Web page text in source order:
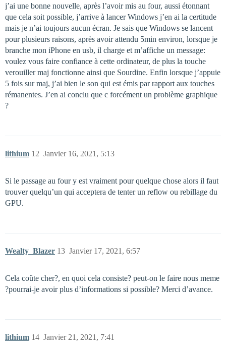
j’ai une bonne nouvelle, après l’avoir mis au four, aussi étonnant
que cela soit possible, j’arrive à lancer Windows j’en ai la certitude
mais je n’ai toujours aucun écran. Je sais que Windows se lancent
pour plusieurs raisons, après avoir attendu 5min environ, lorsque je
branche mon iPhone en usb, il charge et m’affiche un message:
voulez vous faire confiance à cette ordinateur, de plus la touche
verouiller maj fonctionne ainsi que Sourdine. Enfin lorsque j’appuie
5 fois sur maj, j’ai bien le son qui est émis par rapport aux touches
rémanentes. J’en ai conclu que c forcément un problème graphique
?
lithium Janvier 16, 2021, 5:13
12
Si le passage au four y est vraiment pour quelque chose alors il faut
trouver quelqu’un qui acceptera de tenter un reflow ou rebillage du
GPU.
Wealty_Blazer Janvier 17, 2021, 6:57
13
Cela coûte cher?, en quoi cela consiste? peut-on le faire nous meme
?pourrai-je avoir plus d’informations si possible? Merci d’avance.
lithium Janvier 21, 2021, 7:41
14